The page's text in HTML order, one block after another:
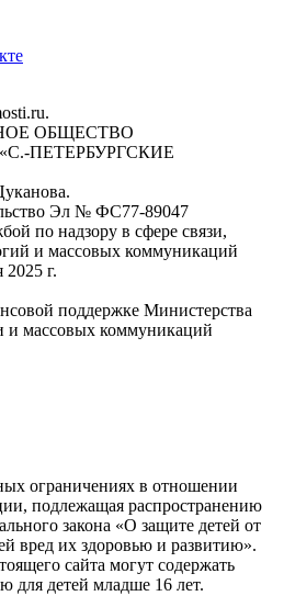
ОБЩЕСТВО
ПЕТЕРБУРГСКИЕ
Эл № ФС77-89047
по надзору в сфере связи,
и массовых коммуникаций
2025 г.
поддержке Министерства
и массовых коммуникаций
ограничениях в отношении
подлежащая распространению
закона «О защите детей от
вред их здоровью и развитию».
сайта могут содержать
детей младше 16 лет.